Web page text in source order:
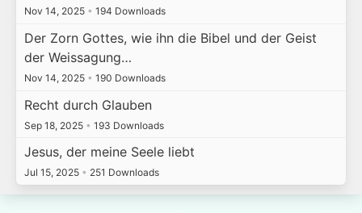
Nov 14, 2025 • 194 Downloads
Der Zorn Gottes, wie ihn die Bibel und der Geist
der Weissagung…
Nov 14, 2025 • 190 Downloads
Recht durch Glauben
Sep 18, 2025 • 193 Downloads
Jesus, der meine Seele liebt
Jul 15, 2025 • 251 Downloads